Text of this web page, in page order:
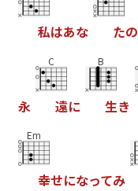
私はあな たの
永
C
遠に
B
生き
Em
幸せになってみ